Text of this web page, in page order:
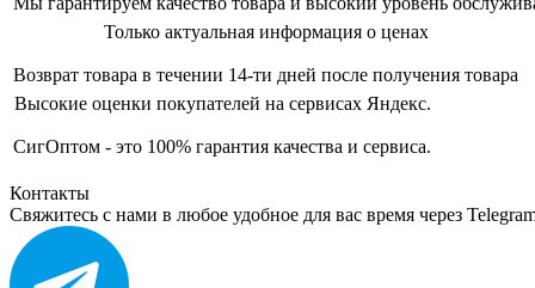
Только актуальная информация о ценах
Возврат товара в течении 14-ти дней после получения товара
Высокие оценки покупателей на сервисах Яндекс.
СигОптом - это 100% гарантия качества и сервиса.
Контакты
Свяжитесь с нами в любое удобное для вас время через